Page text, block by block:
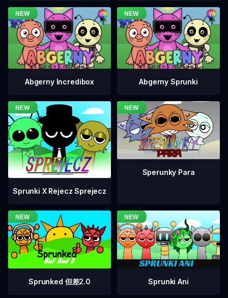
Abgerny Incredibox Abgerny Sprunki
Sprunki X Rejecz Sprejecz
Sperunky Para
Sprunked 但差2.0 Sprunki Ani